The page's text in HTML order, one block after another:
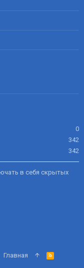
0
342
342
в себя скрытых
Главная
R
S